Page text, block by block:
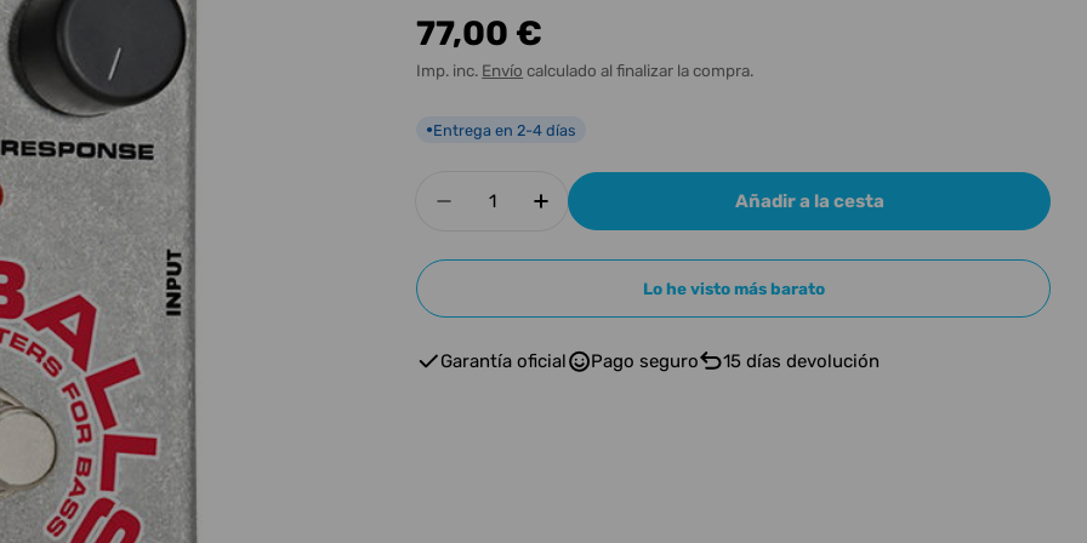
Precio
habitual
77,00 €
Imp. inc. Envío calculado al finalizar la compra.
●Entrega en 2-4 días
Disminuir cantidad para Electro Harmonix BASSBALLS
Aumentar cantidad para Electro Harmonix
Añadir a la cesta
Lo he visto más barato
Garantía oficial Pago seguro 15 días devolución